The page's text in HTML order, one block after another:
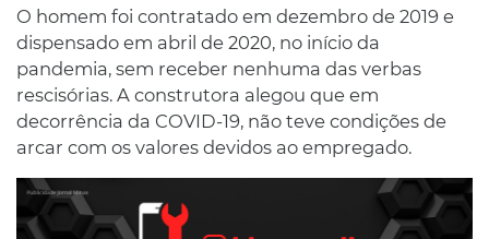
O homem foi contratado em dezembro de 2019 e
dispensado em abril de 2020, no início da
pandemia, sem receber nenhuma das verbas
rescisórias. A construtora alegou que em
decorrência da COVID-19, não teve condições de
arcar com os valores devidos ao empregado.